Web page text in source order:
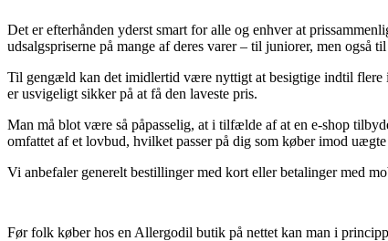
Det er efterhånden yderst smart for alle og enhver at
udsalgspriserne på mange af deres varer – til juniorer, men
Til gengæld kan det imidlertid være nyttigt at besigtige indtil flere
er usvigeligt sikker på at få den laveste pris.
Man må blot være så påpasselig, at i tilfælde af at en e-shop
omfattet af et lovbud, hvilket passer på dig som køber imod
Vi anbefaler generelt bestillinger med kort eller betalinger med
Før folk køber hos en Allergodil butik på nettet kan man i